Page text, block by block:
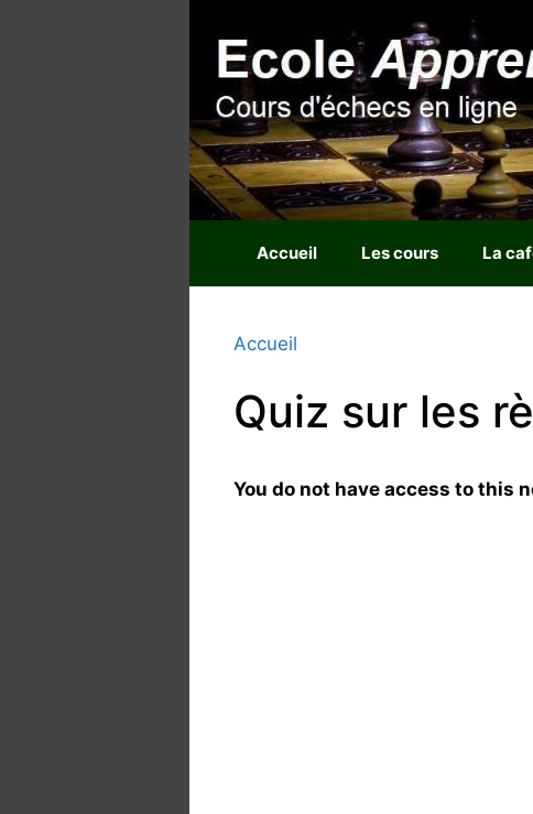
Accueil Les cours La
Accueil
Quiz sur les
You do not have access to this